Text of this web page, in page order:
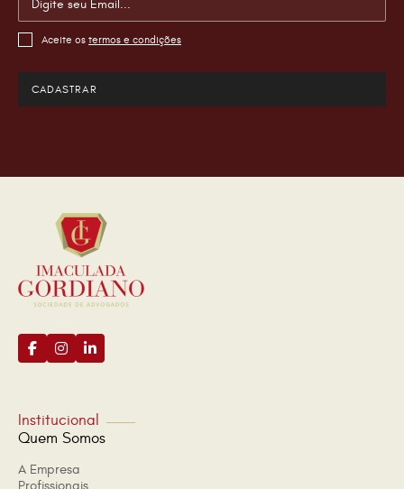
Aceite os termos e condições
Institucional
Quem Somos
A Empresa
Profissionais